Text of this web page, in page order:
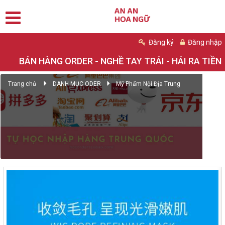
Đăng ký Đăng nhập
BÁN HÀNG ORDER - NGHỀ TAY TRÁI - HÁI RA TIỀN
Trang chủ DANH MỤC ODER Mỹ Phẩm Nội Địa Trung